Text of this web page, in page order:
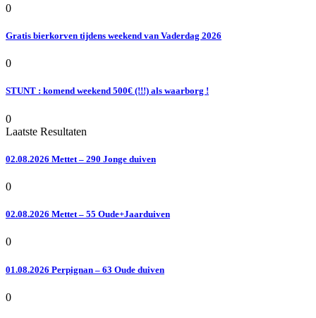
0
Gratis bierkorven tijdens weekend van Vaderdag 2026
0
STUNT : komend weekend 500€ (!!!) als waarborg !
0
Laatste Resultaten
02.08.2026 Mettet – 290 Jonge duiven
0
02.08.2026 Mettet – 55 Oude+Jaarduiven
0
01.08.2026 Perpignan – 63 Oude duiven
0